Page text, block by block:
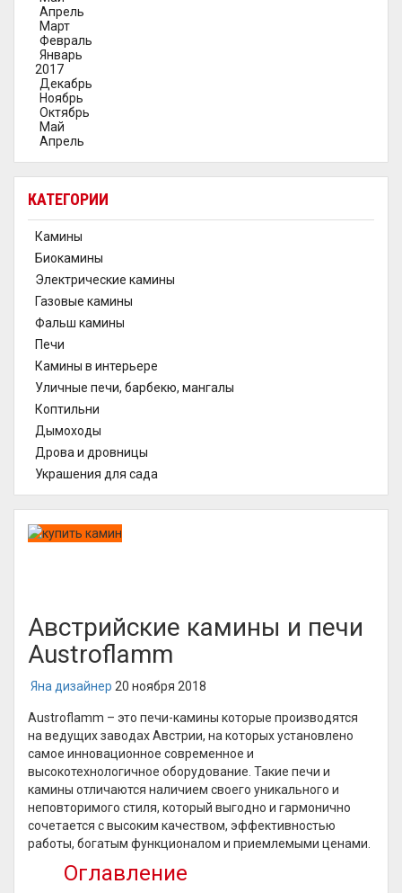
Апрель
Март
Февраль
Январь
2017
Декабрь
Ноябрь
Октябрь
Май
Апрель
КАТЕГОРИИ
Камины
Биокамины
Электрические камины
Газовые камины
Фальш камины
Печи
Камины в интерьере
Уличные печи, барбекю, мангалы
Коптильни
Дымоходы
Дрова и дровницы
Украшения для сада
Австрийские камины и печи
Austroflamm
Яна дизайнер 20 ноября 2018
Austroflamm – это печи-камины которые производятся
на ведущих заводах Австрии, на которых установлено
самое инновационное современное и
высокотехнологичное оборудование. Такие печи и
камины отличаются наличием своего уникального и
неповторимого стиля, который выгодно и гармонично
сочетается с высоким качеством, эффективностью
работы, богатым функционалом и приемлемыми ценами.
Оглавление